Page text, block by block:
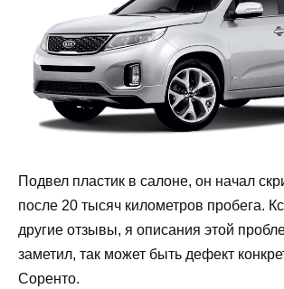
Подвел пластик в салоне, он начал
после 20 тысяч километров пробега.
другие отзывы, я описания этой
заметил, так может быть дефект
Соренто.